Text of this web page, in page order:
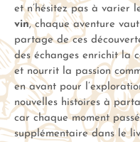
et n’hésitez pas à varier
vin, chaque aventure
partage de ces
des échanges enrichit la
et nourrit la passion
en avant pour
nouvelles histoires à
car chaque moment
supplémentaire dans le